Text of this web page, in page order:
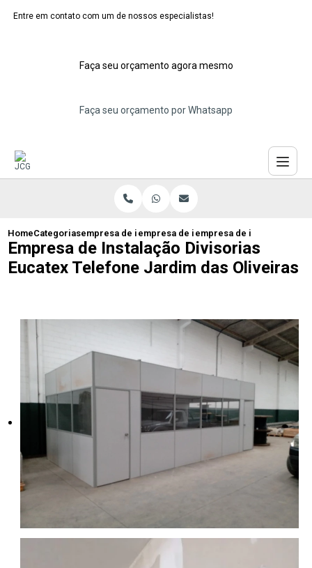
Entre em contato com um de nossos especialistas!
Faça seu orçamento agora mesmo
Faça seu orçamento por Whatsapp
HomeCategoriasempresa de instalacao de eucatex
empresa de instalacao de divisorias
empresa de instalacao
Empresa de Instalação Divisorias
Eucatex Telefone Jardim das Oliveiras